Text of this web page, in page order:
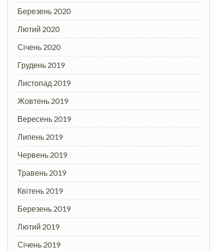
Березень 2020
Лютий 2020
Січень 2020
Грудень 2019
Листопад 2019
Жовтень 2019
Вересень 2019
Липень 2019
Червень 2019
Травень 2019
Квітень 2019
Березень 2019
Лютий 2019
Січень 2019